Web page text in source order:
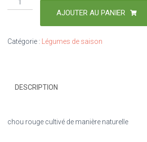
AJOUTER AU PANIER
Catégorie : Légumes de saison
DESCRIPTION
chou rouge cultivé de manière naturelle